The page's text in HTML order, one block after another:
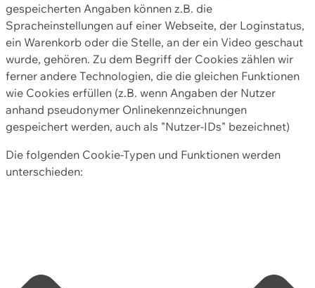
gespeicherten Angaben können z.B. die
Spracheinstellungen auf einer Webseite, der Loginstatus,
ein Warenkorb oder die Stelle, an der ein Video geschaut
wurde, gehören. Zu dem Begriff der Cookies zählen wir
ferner andere Technologien, die die gleichen Funktionen
wie Cookies erfüllen (z.B. wenn Angaben der Nutzer
anhand pseudonymer Onlinekennzeichnungen
gespeichert werden, auch als "Nutzer-IDs" bezeichnet)
Die folgenden Cookie-Typen und Funktionen werden
unterschieden: